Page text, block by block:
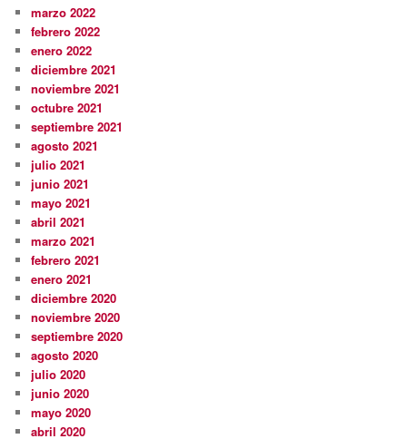
marzo 2022
febrero 2022
enero 2022
diciembre 2021
noviembre 2021
octubre 2021
septiembre 2021
agosto 2021
julio 2021
junio 2021
mayo 2021
abril 2021
marzo 2021
febrero 2021
enero 2021
diciembre 2020
noviembre 2020
septiembre 2020
agosto 2020
julio 2020
junio 2020
mayo 2020
abril 2020